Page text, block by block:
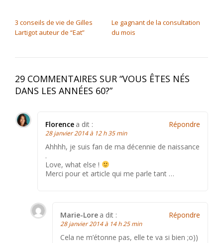
3 conseils de vie de Gilles
Lartigot auteur de “Eat”
Le gagnant de la consultation
du mois
29 COMMENTAIRES SUR “VOUS ÊTES NÉS
DANS LES ANNÉES 60?”
Florence a dit :
28 janvier 2014 à 12 h 35 min
Ahhhh, je suis fan de ma décennie de naissance
.
Love, what else !
Merci pour et article qui me parle tant …
Répondre
Marie-Lore a dit :
28 janvier 2014 à 14 h 25 min
Cela ne m’étonne pas, elle te va si bien ;o))
Répondre